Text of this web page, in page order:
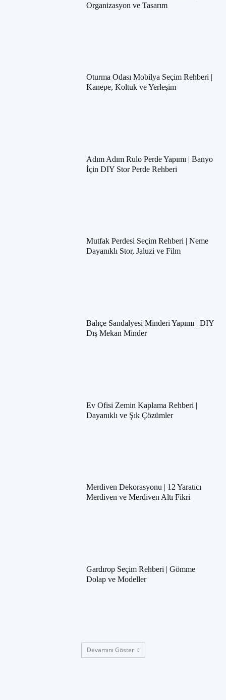
Organizasyon ve Tasarım
Oturma Odası Mobilya Seçim Rehberi |
Kanepe, Koltuk ve Yerleşim
Adım Adım Rulo Perde Yapımı | Banyo
İçin DIY Stor Perde Rehberi
Mutfak Perdesi Seçim Rehberi | Neme
Dayanıklı Stor, Jaluzi ve Film
Bahçe Sandalyesi Minderi Yapımı | DIY
Dış Mekan Minder
Ev Ofisi Zemin Kaplama Rehberi |
Dayanıklı ve Şık Çözümler
Merdiven Dekorasyonu | 12 Yaratıcı
Merdiven ve Merdiven Altı Fikri
Gardırop Seçim Rehberi | Gömme
Dolap ve Modeller
Devamını Göster